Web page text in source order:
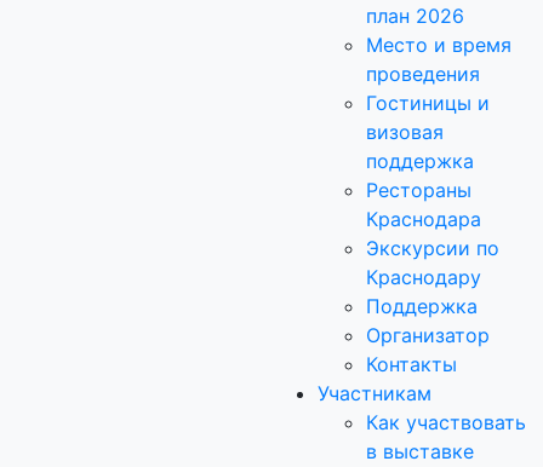
план 2026
Место и время
проведения
Гостиницы и
визовая
поддержка
Рестораны
Краснодара
Экскурсии по
Краснодару
Поддержка
Организатор
Контакты
Участникам
Как участвовать
в выставке